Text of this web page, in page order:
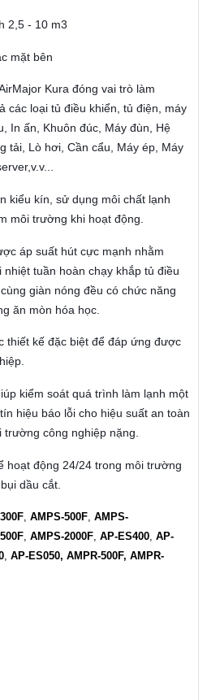
2,5 - 10 m3
mặt bên
Kura đóng vai trò làm
các loại tủ điều khiển, tủ điện, máy
In ấn, Khuôn đúc, Máy đùn, Hệ
tải, Lò hơi, Cần cẩu, Máy ép, Máy
kiểu kín, sử dụng môi chất lạnh
môi trường khi hoạt động.
áp suất hút cực mạnh nhằm
tuần hoàn chạy khắp tủ điều
giàn nóng đều có chức năng
ăn mòn hóa học.
thiết kế đặc biệt để đáp ứng được
kiểm soát quá trình làm lạnh một
hiệu báo lỗi cho hiệu suất an toàn
công nghiệp nặng.
hoạt động 24/24 trong môi trường
dầu cắt.
, AMPS-500F, AMPS-
, AMPS-2000F, AP-ES400, AP-
, AP-ES050, AMPR-500F, AMPR-